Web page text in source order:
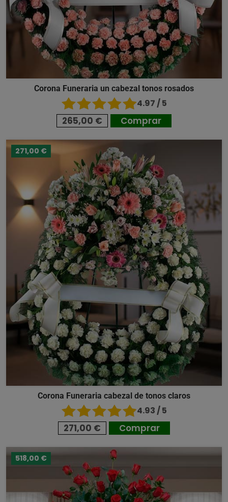
Corona Funeraria un cabezal tonos rosados
4.97 / 5
265,00 € Comprar
271,00 €
Corona Funeraria cabezal de tonos claros
4.93 / 5
271,00 € Comprar
518,00 €